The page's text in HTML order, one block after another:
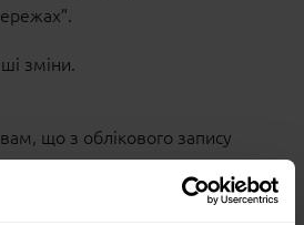
зміни.
що з облікового запису
керувати різними
мереж, а й управляти